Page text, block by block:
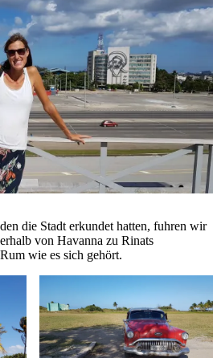
die Stadt erkundet hatten, fuhren wir
von Havanna zu Rinats
wie es sich gehört.